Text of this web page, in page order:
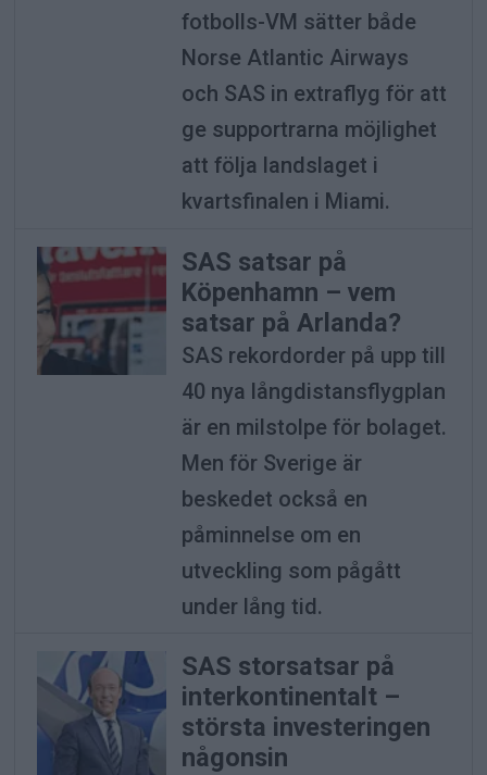
fotbolls-VM sätter både
Norse Atlantic Airways
och SAS in extraflyg för att
ge supportrarna möjlighet
att följa landslaget i
kvartsfinalen i Miami.
SAS satsar på
Köpenhamn – vem
satsar på Arlanda?
SAS rekordorder på upp till
40 nya långdistansflygplan
är en milstolpe för bolaget.
Men för Sverige är
beskedet också en
påminnelse om en
utveckling som pågått
under lång tid.
SAS storsatsar på
interkontinentalt –
största investeringen
någonsin